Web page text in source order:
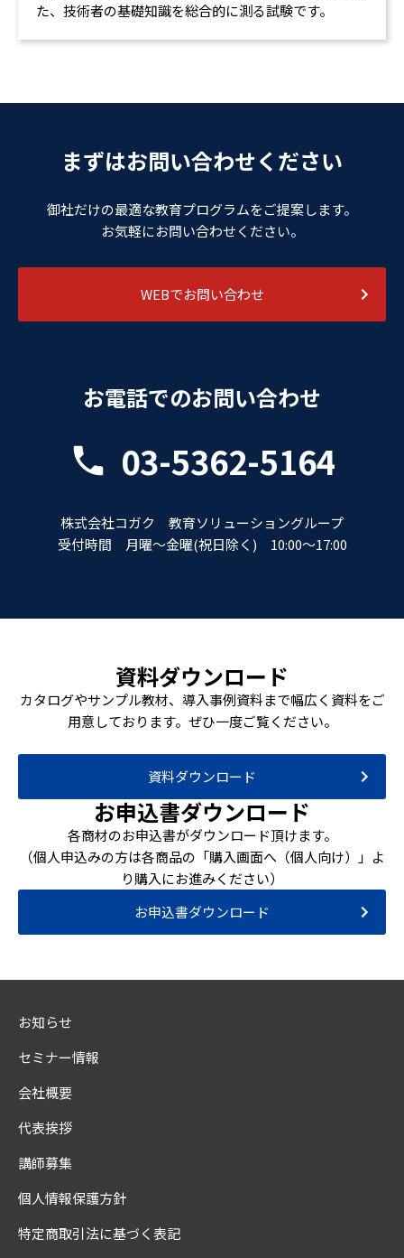
た、技術者の基礎知識を総合的に測る試験です。
まずはお問い合わせください
御社だけの最適な教育プログラムをご提案します。
お気軽にお問い合わせください。
WEBでお問い合わせ
お電話でのお問い合わせ
03-5362-5164
株式会社コガク 教育ソリューショングループ
受付時間 月曜～金曜(祝日除く) 10:00～17:00
資料ダウンロード
カタログやサンプル教材、導入事例資料まで幅広く資料をご
用意しております。ぜひ一度ご覧ください。
資料ダウンロード
お申込書ダウンロード
各商材のお申込書がダウンロード頂けます。
（個人申込みの方は各商品の「購入画面へ（個人向け）」よ
り購入にお進みください）
お申込書ダウンロード
お知らせ
セミナー情報
会社概要
代表挨拶
講師募集
個人情報保護方針
特定商取引法に基づく表記